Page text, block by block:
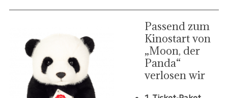
Passend zum
Kinostart von
„Moon, der
Panda“
verlosen wir